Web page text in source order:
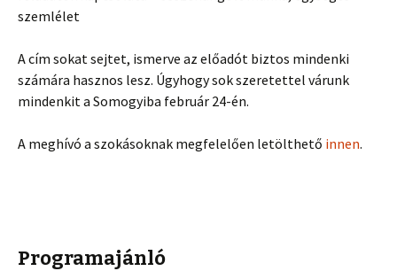
szemlélet
A cím sokat sejtet, ismerve az előadót biztos mindenki
számára hasznos lesz. Úgyhogy sok szeretettel várunk
mindenkit a Somogyiba február 24-én.
A meghívó a szokásoknak megfelelően letölthető innen.
Programajánló